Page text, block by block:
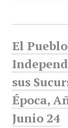
El
sus
Época,
Junio 24